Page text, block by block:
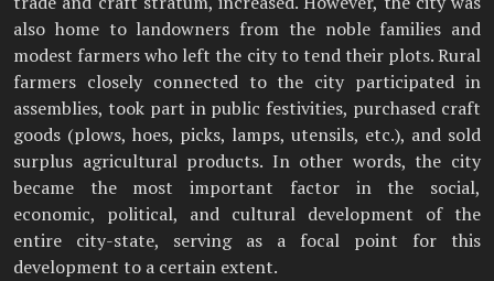
also home to landowners from the noble families and
modest farmers who left the city to tend their plots. Rural
farmers closely connected to the city participated in
assemblies, took part in public festivities, purchased craft
goods (plows, hoes, picks, lamps, utensils, etc.), and sold
surplus agricultural products. In other words, the city
became the most important factor in the social,
economic, political, and cultural development of the
entire city-state, serving as a focal point for this
development to a certain extent.